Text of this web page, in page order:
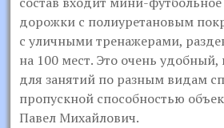
дорожки с полиуретановым
с уличными тренажерами,
на 100 мест. Это очень
для занятий по разным видам
пропускной способностью
Павел Михайлович.